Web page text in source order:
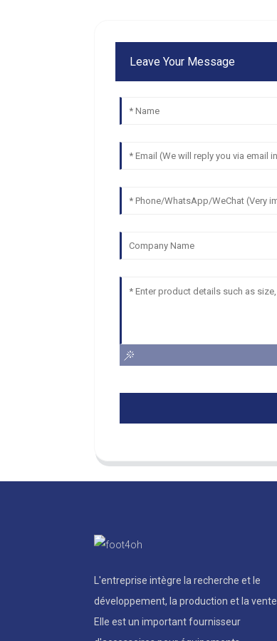
Leave Your Message
L'entreprise intègre la recherche et le
développement, la production et la vente.
Elle est un important fournisseur